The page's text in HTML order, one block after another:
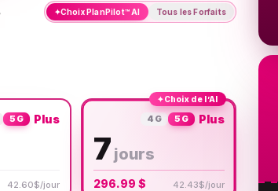
✦Choix PlanPilot™ AI Tous les Forfaits
5G Plus
42.60$/jour
✦Choix de l’AI
4G 5G Plus
7 jours
296.99 $ 42.43$/jour